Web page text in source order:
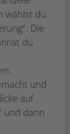
wählst du
Die
du
und
auf
und dann